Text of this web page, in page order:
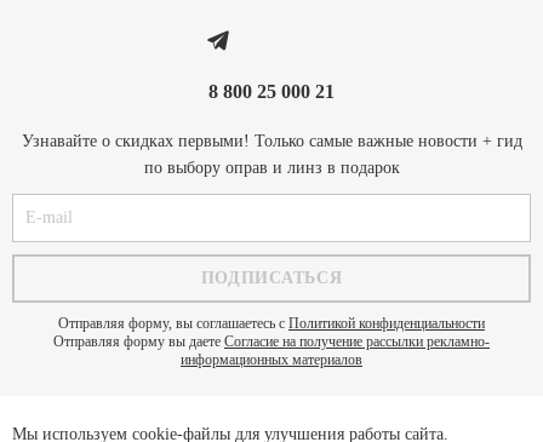
8 800 25 000 21
Узнавайте о скидках первыми! Только самые важные новости + гид
по выбору оправ и линз в подарок
Отправляя форму, вы соглашаетесь с Политикой конфиденциальности
Отправляя форму вы даете Согласие на получение рассылки рекламно-
информационных материалов
Мы используем cookie-файлы для улучшения работы сайта.